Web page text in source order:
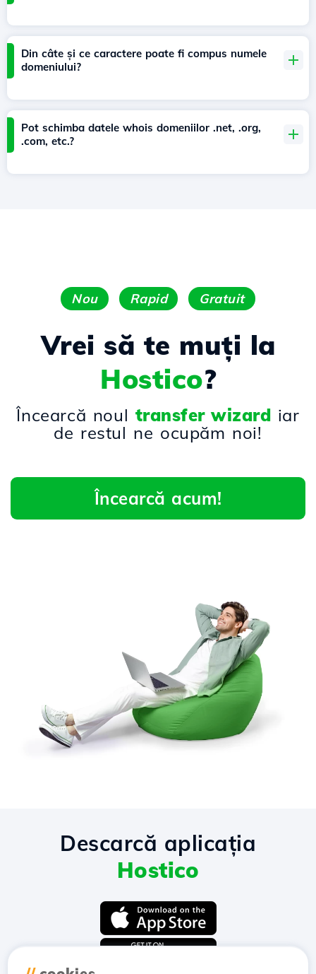
Din câte și ce caractere poate fi compus numele
domeniului?
Pot schimba datele whois domeniilor .net, .org,
.com, etc.?
Nou Rapid Gratuit
Vrei să te muți la
Hostico?
Încearcă noul transfer wizard iar
de restul ne ocupăm noi!
Încearcă acum!
Descarcă aplicația
Hostico